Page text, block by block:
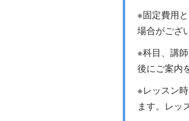
※固定費用
場合がござ
※科目、講
後にご案内
※レッスン
ます。レッ